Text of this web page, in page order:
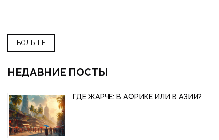
БОЛЬШЕ
НЕДАВНИЕ ПОСТЫ
ГДЕ ЖАРЧЕ: В АФРИКЕ ИЛИ В АЗИИ?